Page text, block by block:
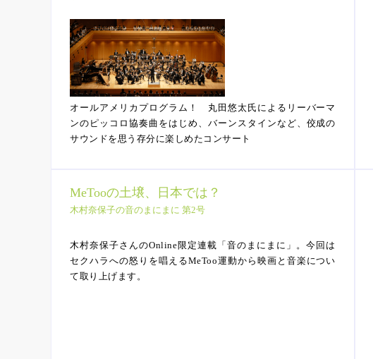
オールアメリカプログラム！ 丸田悠太氏によるリーバーマ
ンのピッコロ協奏曲をはじめ、バーンスタインなど、佼成の
サウンドを思う存分に楽しめたコンサート
MeTooの土壌、日本では？
木村奈保子の音のまにまに 第2号
木村奈保子さんのOnline限定連載「音のまにまに」。今回は
セクハラへの怒りを唱えるMeToo運動から映画と音楽につい
て取り上げます。